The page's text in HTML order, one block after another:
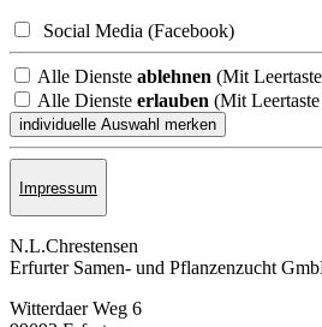
Social Media (Facebook)
Alle Dienste ablehnen (Mit
Alle Dienste erlauben (Mit
Impressum
N.L.Chrestensen
Erfurter Samen- und Pflanzen­zucht
Witterdaer Weg 6